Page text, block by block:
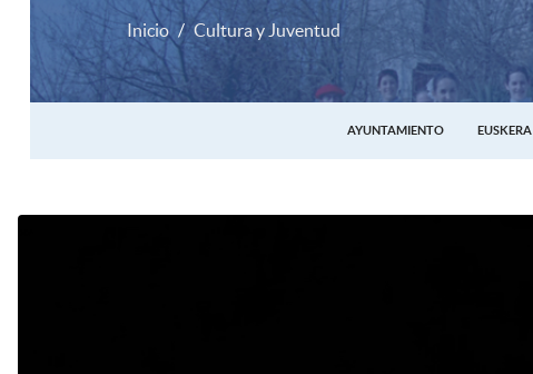
Inicio Cultura y Juventud
AYUNTAMIENTO EUSKERA